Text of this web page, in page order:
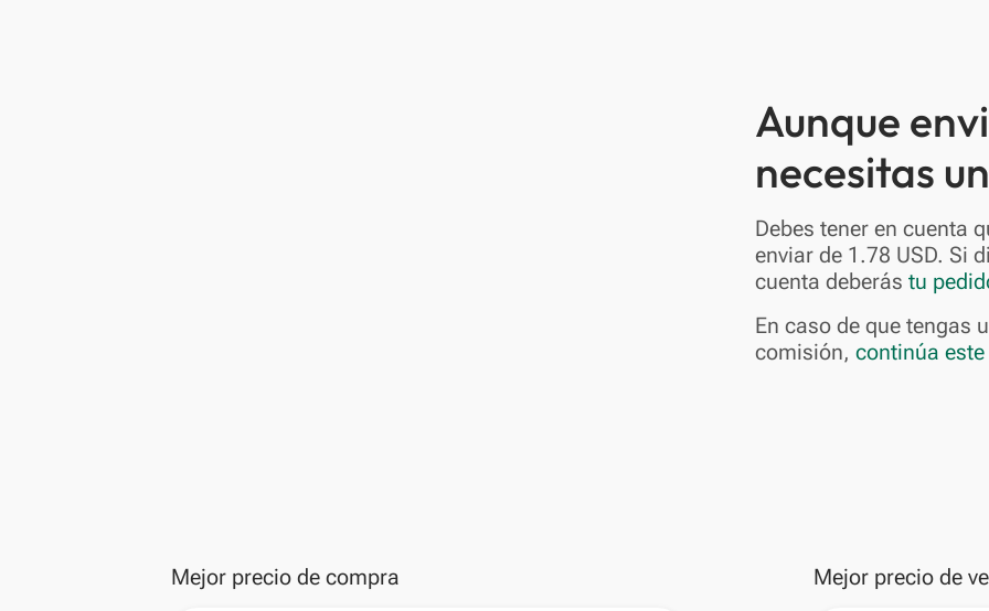
Aunque
necesitas
Debes tener en cuenta
enviar de 1.78 USD. Si
cuenta deberás tu
En caso de que tengas
comisión, continúa
Mejor precio de compra Mejor precio de